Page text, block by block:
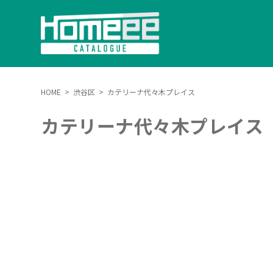
HOME > 渋谷区 > カテリーナ代々木プレイス
カテリーナ代々木プレイス